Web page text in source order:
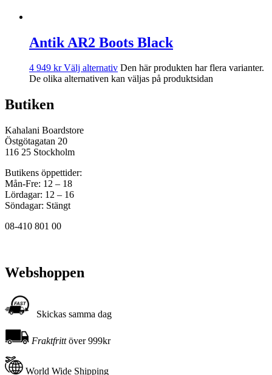
Antik AR2 Boots Black
4 949 kr Välj alternativ Den här produkten har flera varianter.
De olika alternativen kan väljas på produktsidan
Butiken
Kahalani Boardstore
Östgötagatan 20
116 25 Stockholm
Butikens öppettider:
Mån-Fre: 12 – 18
Lördagar: 12 – 16
Söndagar: Stängt
08-410 801 00
Webshoppen
Skickas samma dag
Fraktfrittöver 999kr
World Wide Shipping